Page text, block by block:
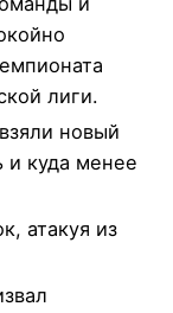
лиги.
новый
куда менее
атакуя из